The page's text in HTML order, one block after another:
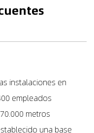
instalaciones en
empleados
metros
una base